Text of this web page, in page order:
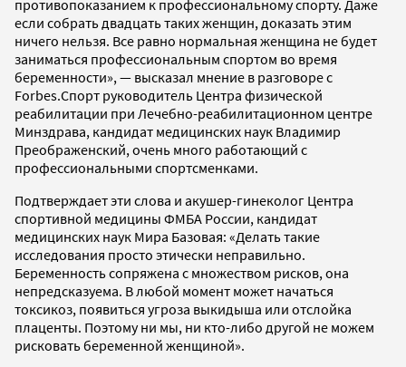
противопоказанием к профессиональному спорту. Даже
если собрать двадцать таких женщин, доказать этим
ничего нельзя. Все равно нормальная женщина не будет
заниматься профессиональным спортом во время
беременности», — высказал мнение в разговоре с
Forbes.Спорт руководитель Центра физической
реабилитации при Лечебно-реабилитационном центре
Минздрава, кандидат медицинских наук Владимир
Преображенский, очень много работающий с
профессиональными спортсменками.
Подтверждает эти слова и акушер-гинеколог Центра
спортивной медицины ФМБА России, кандидат
медицинских наук Мира Базовая: «Делать такие
исследования просто этически неправильно.
Беременность сопряжена с множеством рисков, она
непредсказуема. В любой момент может начаться
токсикоз, появиться угроза выкидыша или отслойка
плаценты. Поэтому ни мы, ни кто-либо другой не можем
рисковать беременной женщиной».